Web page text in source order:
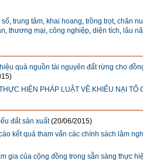
số, trung tâm, khai hoang, trồng trọt, chăn
, thương mại, công nghiệp, diện tích, lâu
quả nguồn tài nguyên đất rừng cho
HIỆN PHÁP LUẬT VỀ KHIẾU NẠI TỐ
đất sản xuất (20/06/2015)
kết quả tham vấn các chính sách lâm
gia của cộng đồng trong sẵn sàng thực